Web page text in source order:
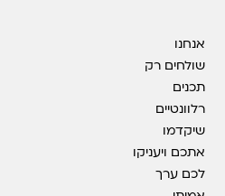
אנחנו
שולחים רק
תכנים
רלוונטיים
שיקדמו
אתכם ויעניקו
לכם ערך